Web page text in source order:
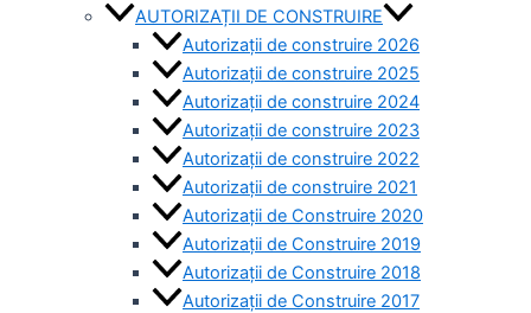
AUTORIZAȚII DE CONSTRUIRE
Autorizații de construire 2026
Autorizații de construire 2025
Autorizații de construire 2024
Autorizații de construire 2023
Autorizații de construire 2022
Autorizații de construire 2021
Autorizații de Construire 2020
Autorizații de Construire 2019
Autorizaţii de Construire 2018
Autorizaţii de Construire 2017